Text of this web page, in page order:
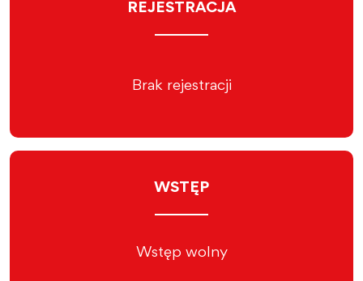
REJESTRACJA
Brak rejestracji
WSTĘP
Wstęp wolny